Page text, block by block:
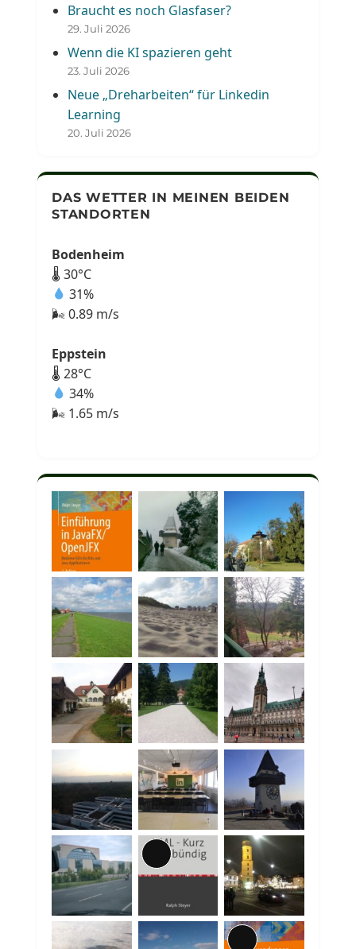
Braucht es noch Glasfaser?
29. Juli 2026
Wenn die KI spazieren geht
23. Juli 2026
Neue „Dreharbeiten“ für Linkedin
Learning
20. Juli 2026
DAS WETTER IN MEINEN BEIDEN
STANDORTEN
Bodenheim
🌡 30°C
31%
🌬 0.89 m/s
Eppstein
🌡 28°C
34%
🌬 1.65 m/s
Lange
Beschreibung